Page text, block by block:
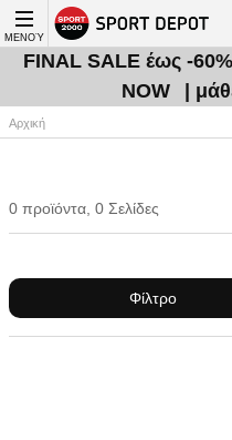
ΜΕΝΟΎ
FINAL SALE έως -
NOW
|
Αρχική
0 προϊόντα, 0 Σελίδες
Φίλτρο